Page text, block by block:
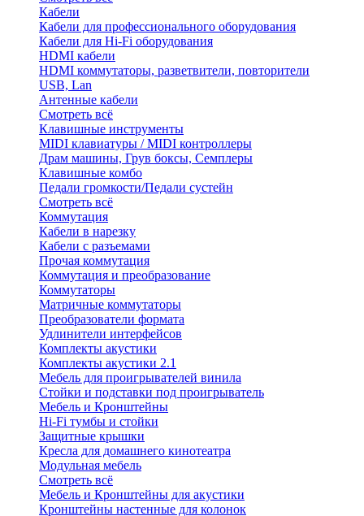
Кабели
Кабели для профессионального оборудования
Кабели для Hi-Fi оборудования
HDMI кабели
HDMI коммутаторы, разветвители, повторители
USB, Lan
Антенные кабели
Смотреть всё
Клавишные инструменты
MIDI клавиатуры / MIDI контроллеры
Драм машины, Грув боксы, Семплеры
Клавишные комбо
Педали громкости/Педали сустейн
Смотреть всё
Коммутация
Кабели в нарезку
Кабели с разъемами
Прочая коммутация
Коммутация и преобразование
Коммутаторы
Матричные коммутаторы
Преобразователи формата
Удлинители интерфейсов
Комплекты акустики
Комплекты акустики 2.1
Мебель для проигрывателей винила
Стойки и подставки под проигрыватель
Мебель и Кронштейны
Hi-Fi тумбы и стойки
Защитные крышки
Кресла для домашнего кинотеатра
Модульная мебель
Смотреть всё
Мебель и Кронштейны для акустики
Кронштейны настенные для колонок